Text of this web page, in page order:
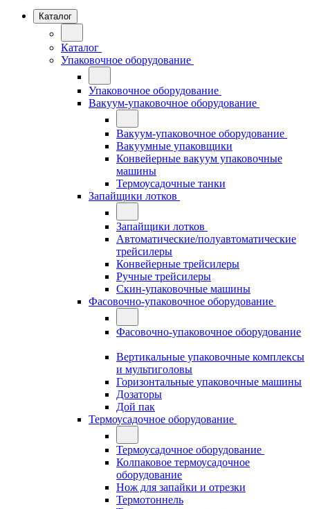
Каталог
Каталог
Упаковочное оборудование
Упаковочное оборудование
Вакуум-упаковочное оборудование
Вакуум-упаковочное оборудование
Вакуумные упаковщики
Конвейерные вакуум упаковочные
машины
Термоусадочные танки
Запайщики лотков
Запайщики лотков
Автоматические/полуавтоматические
трейсилеры
Конвейерные трейсилеры
Ручные трейсилеры
Скин-упаковочные машины
Фасовочно-упаковочное оборудование
Фасовочно-упаковочное оборудование
Вертикальные упаковочные комплексы
и мультиголовы
Горизонтальные упаковочные машины
Дозаторы
Дой пак
Термоусадочное оборудование
Термоусадочное оборудование
Колпаковое термоусадочное
оборудование
Нож для запайки и отрезки
Термотоннель